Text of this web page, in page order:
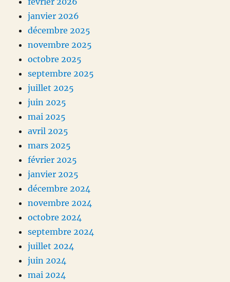
janvier 2026
décembre 2025
novembre 2025
octobre 2025
septembre 2025
juillet 2025
juin 2025
mai 2025
avril 2025
mars 2025
février 2025
janvier 2025
décembre 2024
novembre 2024
octobre 2024
septembre 2024
juillet 2024
juin 2024
mai 2024